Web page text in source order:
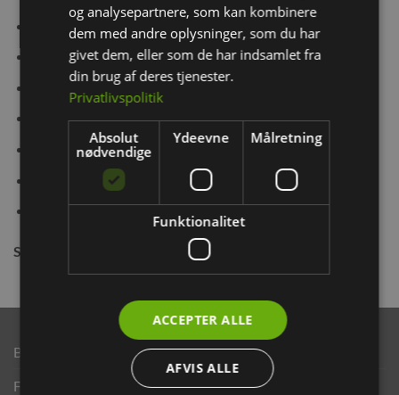
Naturligt
Papirstrøelse
Absorberende
99,9% støvfrit
Miljøvenligt
Allergivenligt
Kompostbart
Størrelse:
Brand
Finansering ANYDAY
og analysepartnere, som kan kombinere
dem med andre oplysninger, som du har
givet dem, eller som de har indsamlet fra
din brug af deres tjenester.
Privatlivspolitik
Absolut
nødvendige
Ydeevne Målretning
Funktionalitet
ACCEPTER ALLE
AFVIS ALLE